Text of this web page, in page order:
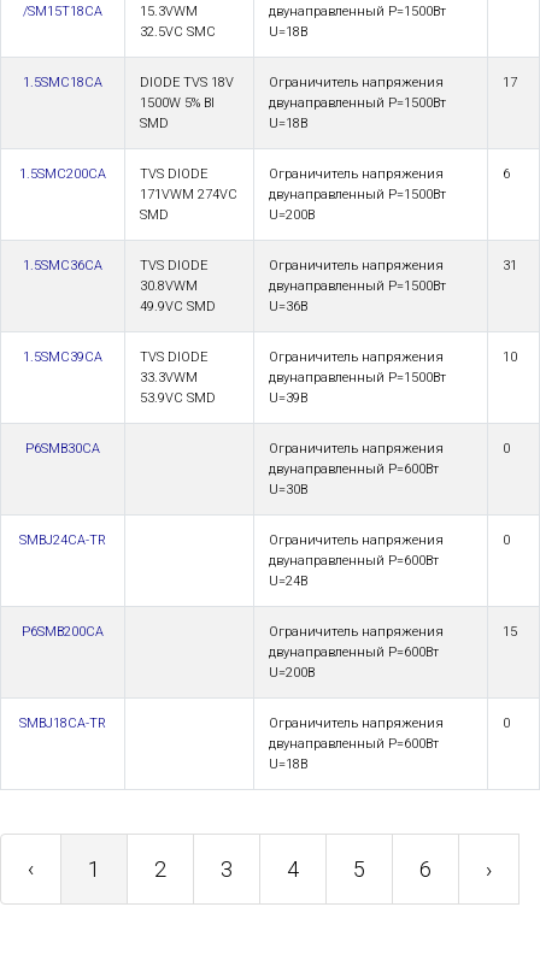
/SM15T18CA
15.3VWM
32.5VC SMC
двунаправленный Р=1500Вт
U=18В
1.5SMC18CA
DIODE TVS 18V
1500W 5% BI
SMD
Ограничитель напряжения
двунаправленный Р=1500Вт
U=18В
17
1.5SMC200CA
TVS DIODE
171VWM 274VC
SMD
Ограничитель напряжения
двунаправленный Р=1500Вт
U=200В
6
1.5SMC36CA
TVS DIODE
30.8VWM
49.9VC SMD
Ограничитель напряжения
двунаправленный Р=1500Вт
U=36В
31
1.5SMC39CA
TVS DIODE
33.3VWM
53.9VC SMD
Ограничитель напряжения
двунаправленный Р=1500Вт
U=39В
10
P6SMB30CA
Ограничитель напряжения
двунаправленный Р=600Вт
U=30В
0
SMBJ24CA-TR
Ограничитель напряжения
двунаправленный Р=600Вт
U=24В
0
P6SMB200CA
Ограничитель напряжения
двунаправленный Р=600Вт
U=200В
15
SMBJ18CA-TR
Ограничитель напряжения
двунаправленный Р=600Вт
U=18В
0
‹ 1 2 3 4 5 6 ›